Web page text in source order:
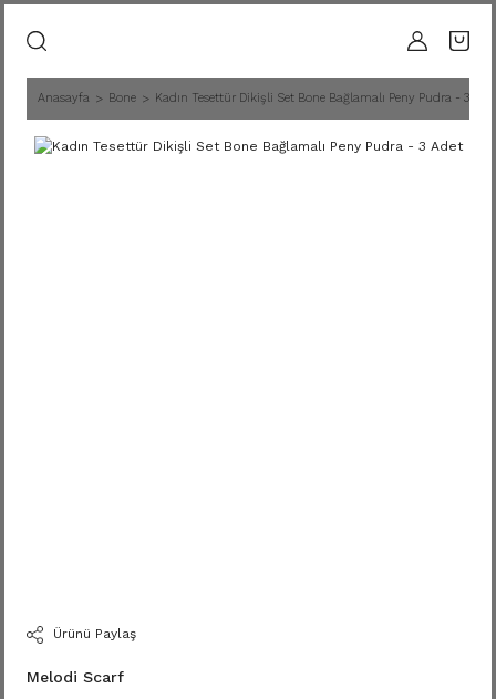
Anasayfa Bone Kadın Tesettür Dikişli Set Bone Bağlamalı Peny Pudra - 3
Ürünü Paylaş
Melodi Scarf